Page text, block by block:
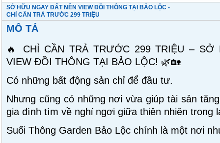
SỞ HỮU NGAY ĐẤT NỀN VIEW ĐỒI THÔNG TẠI BẢO LỘC -
CHỈ CẦN TRẢ TRƯỚC 299 TRIỆU
MÔ TẢ
🔥 CHỈ CẦN TRẢ TRƯỚC 299 TRIỆU – SỞ
VIEW ĐỒI THÔNG TẠI BẢO LỘC! 🌿🏡
Có những bất động sản chỉ để đầu tư.
Nhưng cũng có những nơi vừa giúp tài sản
gia đình tìm về nghỉ ngơi giữa thiên nhiên trong
Suối Thông Garden Bảo Lộc chính là một nơi